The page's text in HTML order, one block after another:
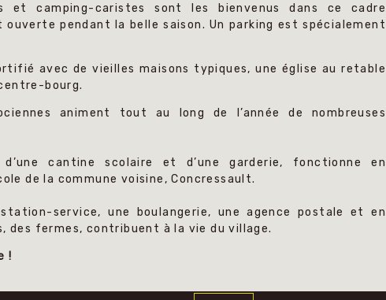
et camping-caristes sont les bienvenus dans ce cadre
pendant la belle saison. Un parking est spécialement
avec de vieilles maisons typiques, une église au retable
bourg.
animent tout au long de l’année de nombreuses
cantine scolaire et d’une garderie, fonctionne en
de la commune voisine, Concressault.
service, une boulangerie, une agence postale et en
des fermes, contribuent à la vie du village.
!